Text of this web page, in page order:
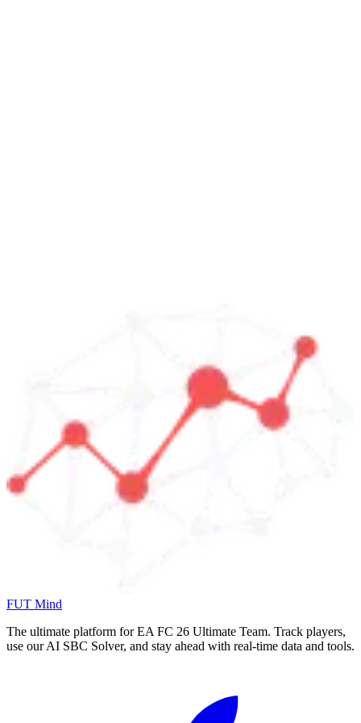
FUT Mind
The ultimate platform for EA FC 26 Ultimate Team. Track players,
use our AI SBC Solver, and stay ahead with real-time data and tools.